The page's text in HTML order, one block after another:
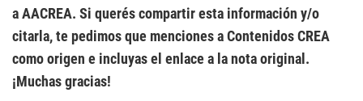
a AACREA. Si querés compartir esta información y/o
citarla, te pedimos que menciones a Contenidos CREA
como origen e incluyas el enlace a la nota original.
¡Muchas gracias!